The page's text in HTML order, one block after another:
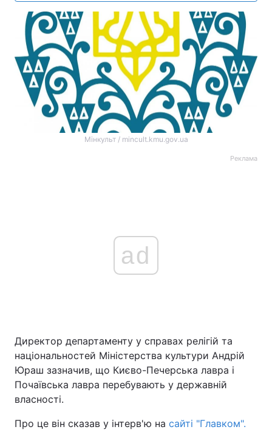
Мінкульт / mincult.kmu.gov.ua
Реклама
ad
Директор департаменту у справах релігій та
національностей Міністерства культури Андрій
Юраш зазначив, що Києво-Печерська лавра і
Почаївська лавра перебувають у державній
власності.
Про це він сказав у інтерв'ю на сайті "Главком".